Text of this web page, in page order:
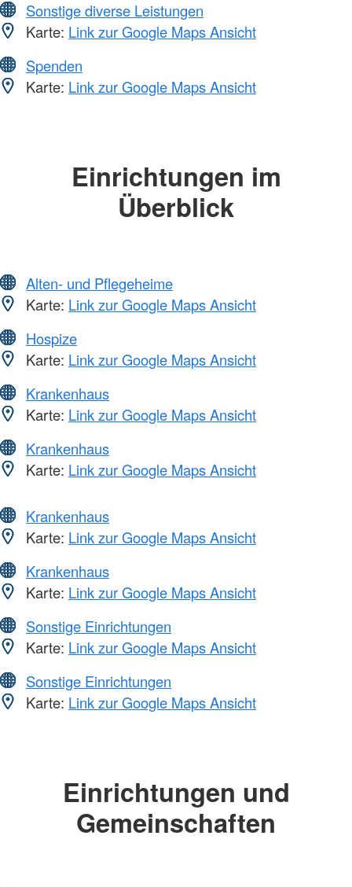
Sonstige diverse Leistungen
Karte: Link zur Google Maps Ansicht
Spenden
Karte: Link zur Google Maps Ansicht
Einrichtungen im
Überblick
Alten- und Pflegeheime
Karte: Link zur Google Maps Ansicht
Hospize
Karte: Link zur Google Maps Ansicht
Krankenhaus
Karte: Link zur Google Maps Ansicht
Krankenhaus
Karte: Link zur Google Maps Ansicht
Krankenhaus
Karte: Link zur Google Maps Ansicht
Krankenhaus
Karte: Link zur Google Maps Ansicht
Sonstige Einrichtungen
Karte: Link zur Google Maps Ansicht
Sonstige Einrichtungen
Karte: Link zur Google Maps Ansicht
Einrichtungen und
Gemeinschaften